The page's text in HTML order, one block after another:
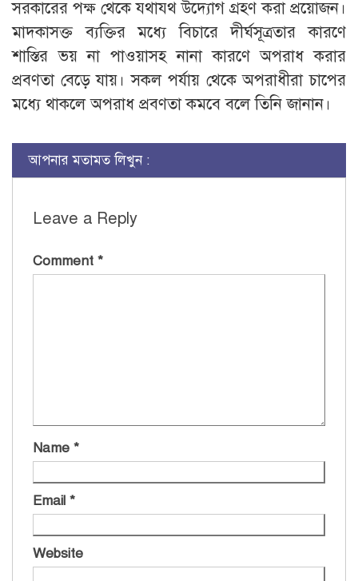
সরকারের পক্ষ থেকে যথাযথ উদ্যোগ গ্রহণ করা প্রয়োজন।
মাদকাসক্ত ব্যক্তির মধ্যে বিচারে দীর্ঘসূত্রতার কারণে
শাস্তির ভয় না পাওয়াসহ নানা কারণে অপরাধ করার
প্রবণতা বেড়ে যায়। সকল পর্যায় থেকে অপরাধীরা চাপের
মধ্যে থাকলে অপরাধ প্রবণতা কমবে বলে তিনি জানান।
আপনার মতামত লিখুন :
Leave a Reply
Comment *
Name *
Email *
Website